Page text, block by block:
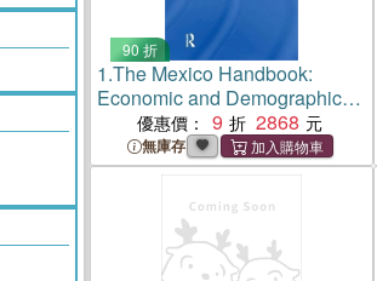
90 折
1.The Mexico Handbook:
Economic and Demographic
Maps and Statistics
優惠價： 9 2868
無庫存